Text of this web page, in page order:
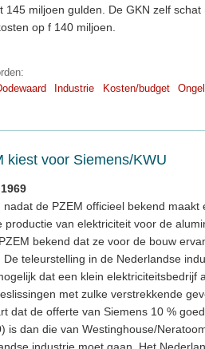
145 miljoen gulden. De GKN zelf
op f 140 miljoen.
Industrie Kosten/budget
kiest voor Siemens/KWU
nadat de PZEM officieel bekend
productie van elektriciteit voor de
bekend dat ze voor de bouw
De teleurstelling in de Nederlandse
dat een klein elektriciteitsbedrijf
met zulke verstrekkende
dat de offerte van Siemens 10 %
is dan die van Westinghouse/